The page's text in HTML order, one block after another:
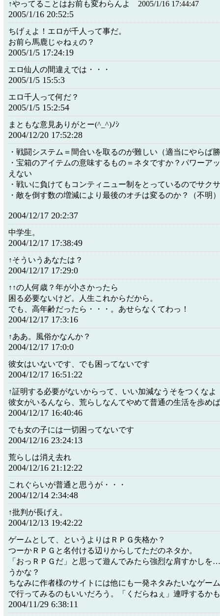
↑やってることはお前も変わらんよ 2005/1/16 17:44:47
2005/1/16 20:52:5
ちげぇよ！エロが千人って事だ。
お前ら馬鹿じゃねぇの？
2005/1/5 17:24:19
エロ仙人の間違えでは・・・
2005/1/5 15:5:3
エロ千人って何だ？
2005/1/5 15:2:54
まともな意見ありがとー(^_^)ﾉｼ
2004/12/20 17:52:28
・戦闘システム＝間合いを取るのが難しい（適当にやらば
・宝箱のアイテムの意味するもの＝ネタですか？パワーア
えない
・戦いに負けてもコンティニュー制をとっているのでサク
・敵を倒す数の増減により最後のオチは変るのか？（不明）
2004/12/17 20:2:37
中学生。
2004/12/17 17:38:49
↑そういうあなたは？
2004/12/17 17:29:0
↑↑の人何歳？年が小さかったら
困る必要ないけど。人生これからだから。
でも、高年齢だったら・・・。あせらなくてわっ！
2004/12/17 17:3:16
↑ああ。風俗かなんか？
2004/12/17 17:0:0
彼女はいないです、でも困ってないです
2004/12/17 16:51:22
↑証明する必要がないからって、いい加減なうそをつくなよ
彼女がいるんなら、荒らしなんてやめて普通の生活を歩め
2004/12/17 16:40:46
でも女の子には一切困ってないです
2004/12/16 23:24:13
荒らしは消え去れ
2004/12/16 21:12:22
これぐらいが普通と思うが・・・
2004/12/14 2:34:48
↑批判が長げえ。
2004/12/13 19:42:22
ゲームとして、というよりはＲＰＧ失格か？
つーかＲＰＧと名付ける辺りからしてただのネタか。
「おっＲＰＧだ」と思って遊んでみたら強烈な肩すかしを
うかな？
ちなみに作者様のサイトには他にも一発ネタみたいなゲー
で行ってみるのもいいだろう。「くだらねぇ」連呼するか
2004/11/29 6:38:11